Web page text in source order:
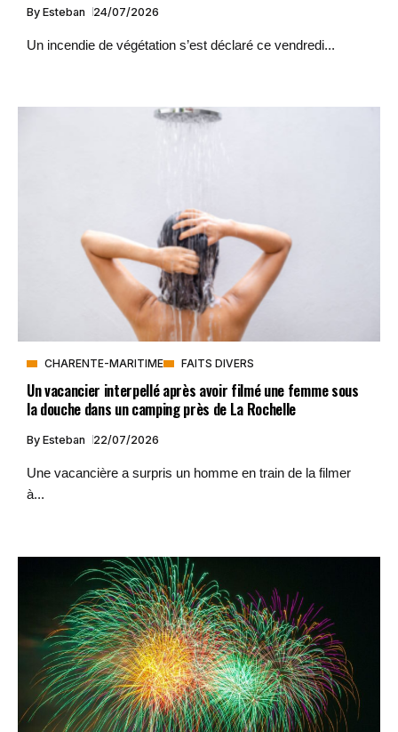
By Esteban 24/07/2026
Un incendie de végétation s’est déclaré ce vendredi...
CHARENTE-MARITIME FAITS DIVERS
Un vacancier interpellé après avoir filmé une femme sous
la douche dans un camping près de La Rochelle
By Esteban 22/07/2026
Une vacancière a surpris un homme en train de la filmer
à...